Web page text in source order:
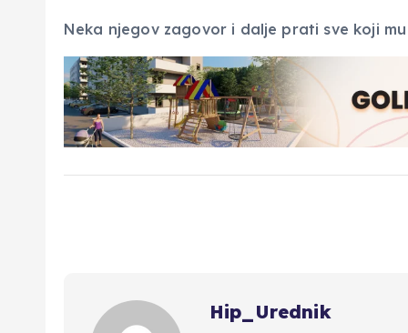
Neka njegov zagovor i dalje prati sve koji
Hip_Urednik